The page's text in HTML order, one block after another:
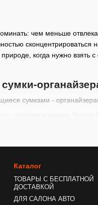
чем меньше
когда нужно взять
сумками -
обивку
больше вещей, не
на дачу, море или просто на
Каталог
ТОВАРЫ С БЕСПЛАТНОЙ
ДОСТАВКОЙ
ДЛЯ САЛОНА АВТО